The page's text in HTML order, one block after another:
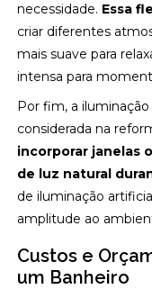
necessidade. Essa
criar diferentes
mais suave para
intensa para
Por fim, a
considerada na
incorporar janelas
de luz natural
de iluminação
amplitude ao
Custos e
um Banheiro